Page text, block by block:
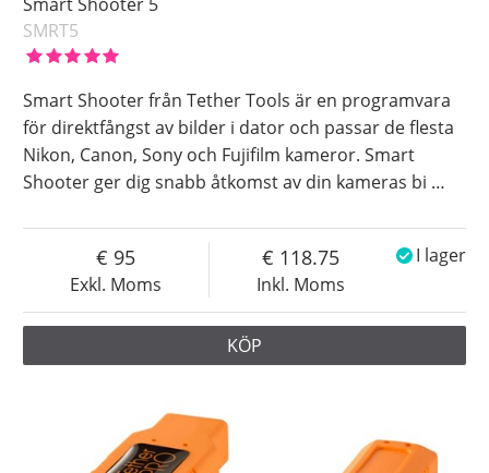
SMRT5
Smart Shooter från Tether Tools är en programvara
för direktfångst av bilder i dator och passar de flesta
Nikon, Canon, Sony och Fujifilm kameror. Smart
Shooter ger dig snabb åtkomst av din kameras bi …
Exkl. Moms
95
Inkl. Moms
118.75 I lager
KÖP